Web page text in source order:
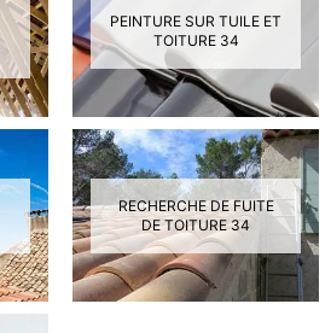
PEINTURE SUR TUILE ET
TOITURE 34
RECHERCHE DE FUITE
DE TOITURE 34